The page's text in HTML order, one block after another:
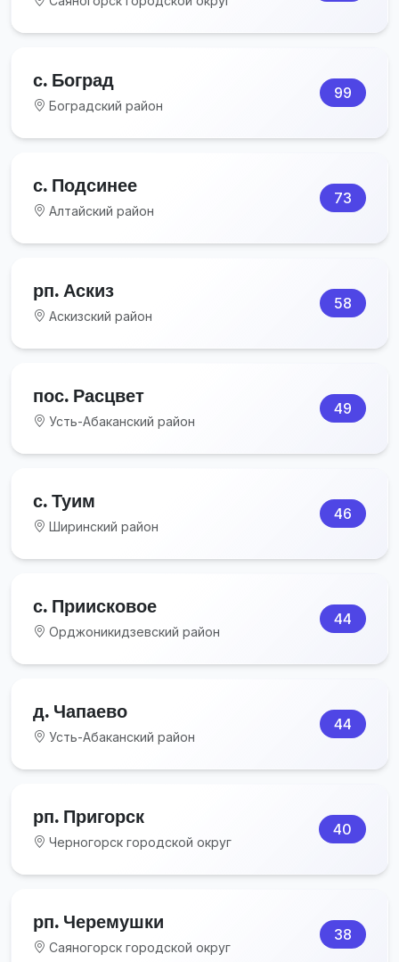
с. Боград
Боградский район
99
с. Подсинее
Алтайский район
73
рп. Аскиз
Аскизский район
58
пос. Расцвет
Усть-Абаканский район
49
с. Туим
Ширинский район
46
с. Приисковое
Орджоникидзевский район
44
д. Чапаево
Усть-Абаканский район
44
рп. Пригорск
Черногорск городской округ
40
рп. Черемушки
Саяногорск городской округ
38